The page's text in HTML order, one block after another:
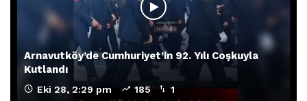
Arnavutköy’de Cumhuriyet’in 92. Yılı Coşkuyla
Kutlandı
Eki 28, 2:29 pm 185 1